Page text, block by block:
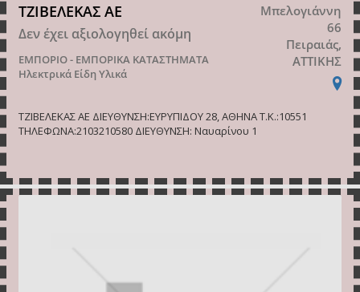
ΤΖΙΒΕΛΕΚΑΣ AE
Δεν έχει αξιολογηθεί ακόμη
ΕΜΠΟΡΙΟ - ΕΜΠΟΡΙΚΑ ΚΑΤΑΣΤΗΜΑΤΑ
Ηλεκτρικά Είδη Υλικά
Μπελογιάννη
66
Πειραιάς,
ΑΤΤΙΚΗΣ
ΤΖΙΒΕΛΕΚΑΣ ΑΕ ΔΙΕΥΘΥΝΣΗ:ΕΥΡΥΠΙΔΟΥ 28, ΑΘΗΝΑ Τ.Κ.:10551
ΤΗΛΕΦΩΝΑ:2103210580 ΔΙΕΥΘΥΝΣΗ: Ναυαρίνου 1